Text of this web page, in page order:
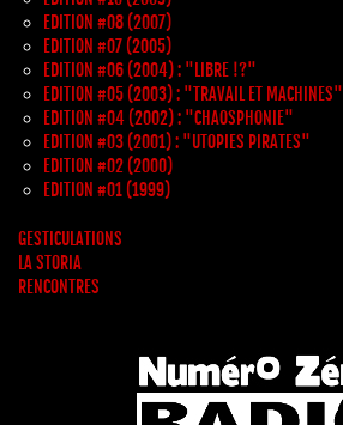
EDITION #08 (2007)
EDITION #07 (2005)
EDITION #06 (2004) : "LIBRE !?"
EDITION #05 (2003) : "TRAVAIL ET MACHINES"
EDITION #04 (2002) : "CHAOSPHONIE"
EDITION #03 (2001) : "UTOPIES PIRATES"
EDITION #02 (2000)
EDITION #01 (1999)
GESTICULATIONS
LA STORIA
RENCONTRES